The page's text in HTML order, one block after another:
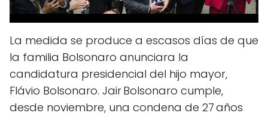
La medida se produce a escasos días de que
la familia Bolsonaro anunciara la
candidatura presidencial del hijo mayor,
Flávio Bolsonaro. Jair Bolsonaro cumple,
desde noviembre, una condena de 27 años